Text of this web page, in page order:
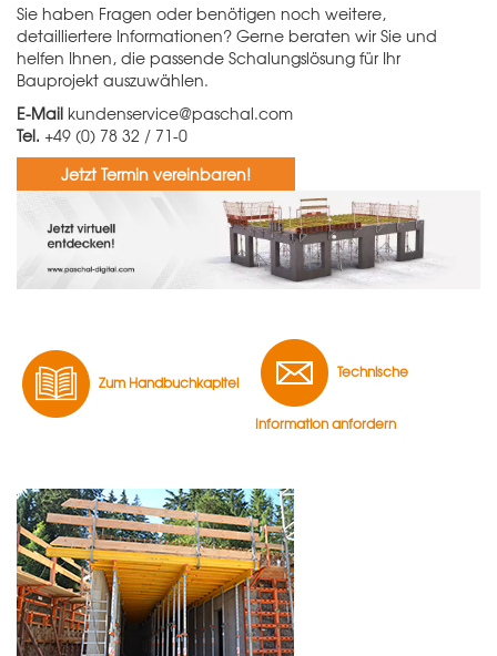
Sie haben Fragen oder benötigen noch weitere,
detailliertere Informationen? Gerne beraten wir Sie und
helfen Ihnen, die passende Schalungslösung für Ihr
Bauprojekt auszuwählen.
E-Mail kundenservice@paschal.com
Tel. +49 (0) 78 32 / 71-0
Jetzt Termin vereinbaren!
Zum Handbuchkapitel
Technische
Information anfordern